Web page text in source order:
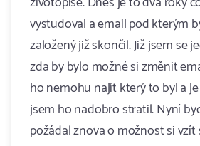
vystudoval a email pod kterým
založený již skončil. Již jsem se
zda by bylo možné si změnit
ho nemohu najít který to byl a
jsem ho nadobro stratil. Nyní
požádal znova o možnost si